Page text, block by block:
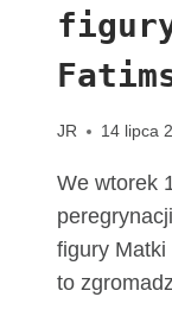
JR 14 lipca
We wtorek
figury
to